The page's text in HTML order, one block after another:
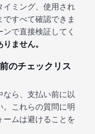
イミング、使用され
すべて確認できま
で直接検証してく
ません。
のチェックリス
ら、支払い前に以
これらの質問に明
ムは避けることを